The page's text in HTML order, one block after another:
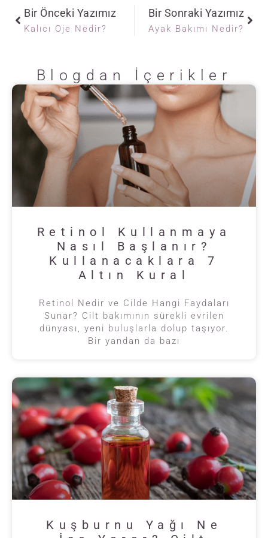
Bir Önceki Yazımız
Kalıcı Oje Nedir?
Bir Sonraki Yazımız
Ayak Bakımı Nedir?
Blogdan İçerikler
Retinol Kullanmaya
Nasıl Başlanır?
Kullanacaklara 7
Altın Kural
Retinol Nedir ve Cilde Hangi Faydaları
Sunar? Cilt bakımının sürekli evrilen
dünyası, yeni buluşlarla dolup taşıyor.
Bir yandan da bazı
Kuşburnu Yağı Ne